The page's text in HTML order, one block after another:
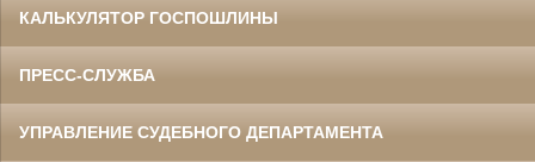
КАЛЬКУЛЯТОР ГОСПОШЛИНЫ
ПРЕСС-СЛУЖБА
УПРАВЛЕНИЕ СУДЕБНОГО ДЕПАРТАМЕНТА